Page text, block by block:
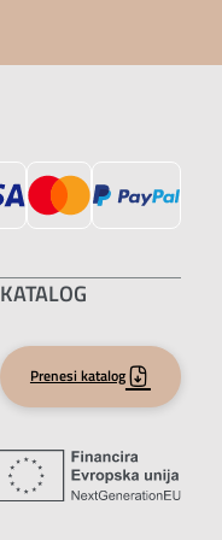
KATALOG
Prenesi katalog